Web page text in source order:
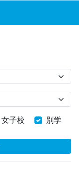
女子校 別学